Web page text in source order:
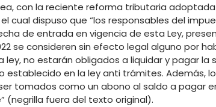
con la reciente reforma tributaria
cual dispuso que “los responsables del
de entrada en vigencia de esta Ley,
se consideren sin efecto legal alguno por
ley, no estarán obligados a liquidar y pagar
establecido en la ley anti trámites.
tomados como un abono al saldo a pagar
(negrilla fuera del texto original).